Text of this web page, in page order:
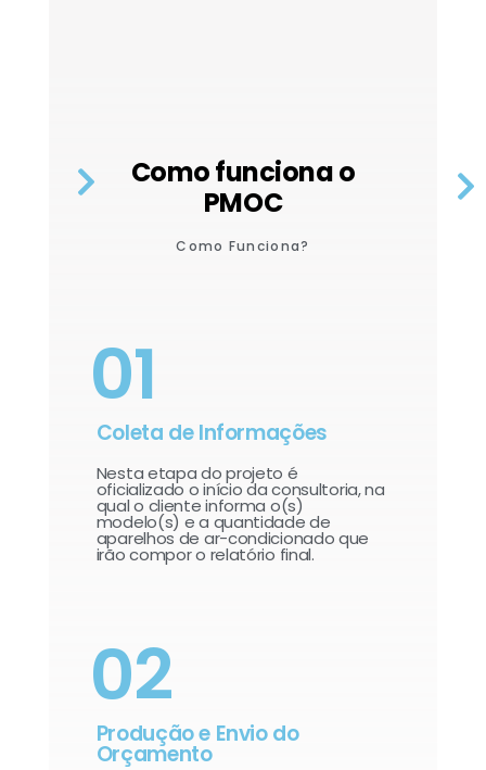
Como funciona o
PMOC
Como Funciona?
01
Coleta de Informações
Nesta etapa do projeto é
oficializado o início da consultoria, na
qual o cliente informa o(s)
modelo(s) e a quantidade de
aparelhos de ar-condicionado que
irão compor o relatório final.​
02
Produção e Envio do
Orçamento